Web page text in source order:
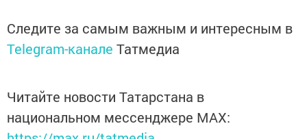
Следите за самым важным и интересным в
Telegram-канале Татмедиа
Читайте новости Татарстана в
национальном мессенджере MАХ: